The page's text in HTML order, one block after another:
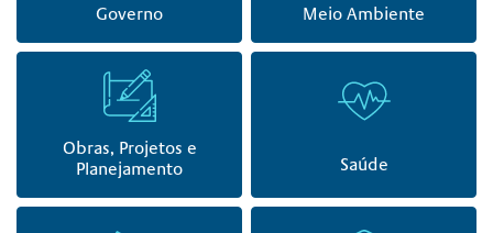
Governo Meio Ambiente
Obras, Projetos e
Planejamento
Saúde